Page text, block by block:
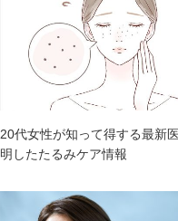
20代女性が知って得する最新
明したたるみケア情報